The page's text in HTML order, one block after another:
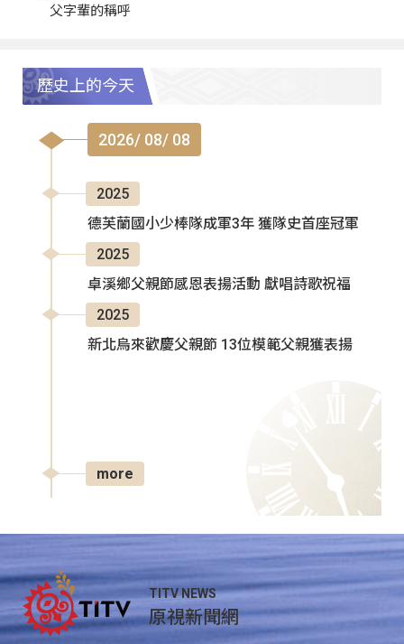
父字輩的稱呼
歷史上的今天
2026/ 08/ 08
2025
德芙蘭國小少棒隊成軍3年 獲隊史首座冠軍
2025
卓溪鄉父親節感恩表揚活動 獻唱詩歌祝福
2025
新北烏來歡慶父親節 13位模範父親獲表揚
more
TITV NEWS
原視新聞網